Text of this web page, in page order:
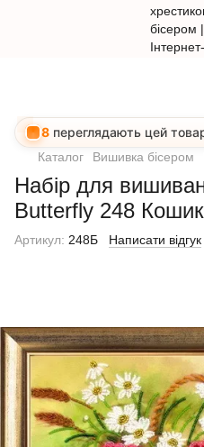
8 переглядають цей
Каталог Вишивка бісером
Набір для
Butterfly 248
Артикул: 248Б Написати відгук